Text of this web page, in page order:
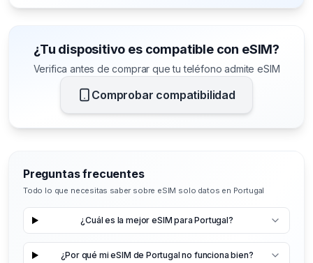
¿Tu dispositivo es compatible con eSIM?
Verifica antes de comprar que tu teléfono admite eSIM
Comprobar compatibilidad
Preguntas frecuentes
Todo lo que necesitas saber sobre eSIM solo datos en Portugal
¿Cuál es la mejor eSIM para Portugal?
¿Por qué mi eSIM de Portugal no funciona bien?